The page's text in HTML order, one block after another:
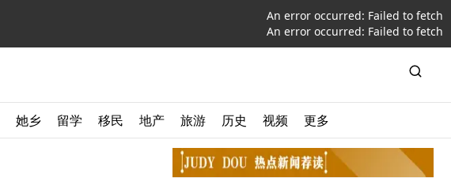
An error occurred: Failed to fetch
An error occurred: Failed to fetch
她乡 留学 移民 地产 旅游 历史 视频 更多